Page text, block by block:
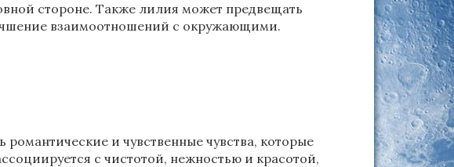
стороне. Также лилия может предвещать
взаимоотношений с окружающими.
и чувственные чувства, которые
с чистотой, нежностью и красотой,